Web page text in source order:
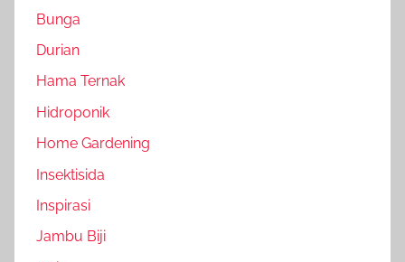
Bunga
Durian
Hama Ternak
Hidroponik
Home Gardening
Insektisida
Inspirasi
Jambu Biji